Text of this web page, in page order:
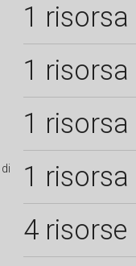
1 risorsa
1 risorsa
1 risorsa
di 1 risorsa
4 risorse